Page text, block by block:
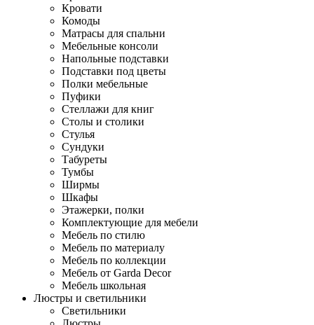
Кровати
Комоды
Матрасы для спальни
Мебельные консоли
Напольные подставки
Подставки под цветы
Полки мебельные
Пуфики
Стеллажи для книг
Столы и столики
Стулья
Сундуки
Табуреты
Тумбы
Ширмы
Шкафы
Этажерки, полки
Комплектующие для мебели
Мебель по стилю
Мебель по материалу
Мебель по коллекции
Мебель от Garda Decor
Мебель школьная
Люстры и светильники
Светильники